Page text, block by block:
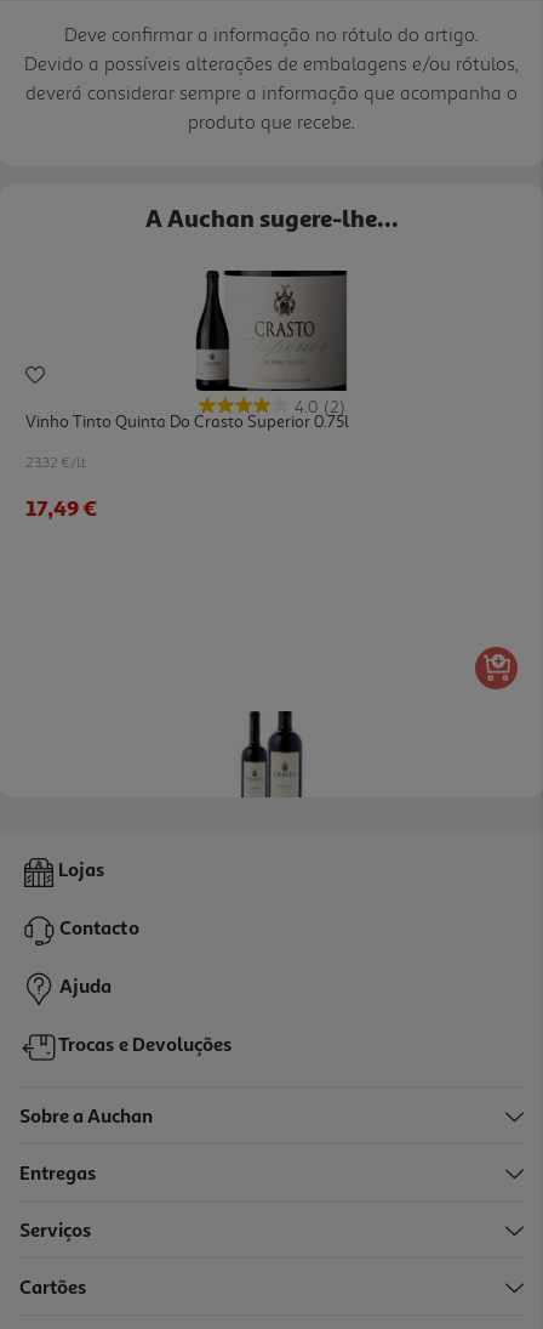
Deve confirmar a informação no rótulo do artigo.
Devido a possíveis alterações de embalagens e/ou rótulos,
deverá considerar sempre a informação que acompanha o
produto que recebe.
A Auchan sugere-lhe...
4.0 (2)
Vinho Tinto Quinta Do Crasto Superior 0.75l
23.32 €/Lt
17,49 €
Vinho Tinto Crasto Reserva Vinhas Velhas Douro 0.75l
43,99 €
Lojas
Contacto
Ajuda
Trocas e Devoluções
Sobre a Auchan
Entregas
Serviços
Cartões